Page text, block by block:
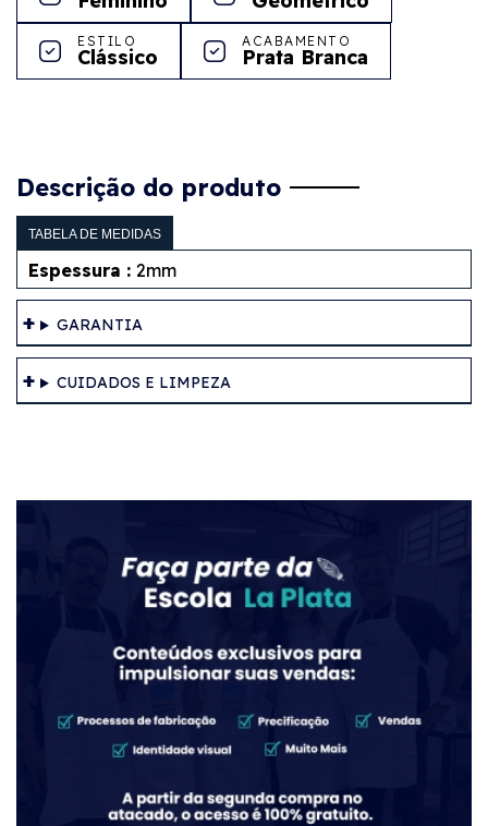
ESTILO
Clássico
ACABAMENTO
Prata Branca
Descrição do produto
TABELA DE MEDIDAS
Espessura : 2mm
GARANTIA
CUIDADOS E LIMPEZA